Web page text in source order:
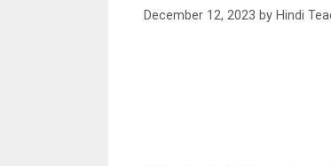
December 12, 2023 by Hindi